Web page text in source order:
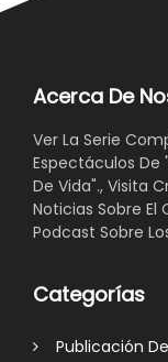
Acerca De
Ver La Serie
Espectáculos De
De Vida"., Visita
Noticias Sobre El
Podcast Sobre
Categorías
Publicación